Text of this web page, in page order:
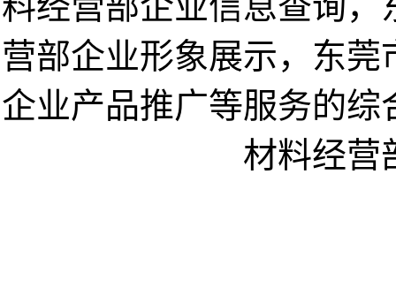
营部企业形象展示，东
企业产品推广等服务的
材料经营